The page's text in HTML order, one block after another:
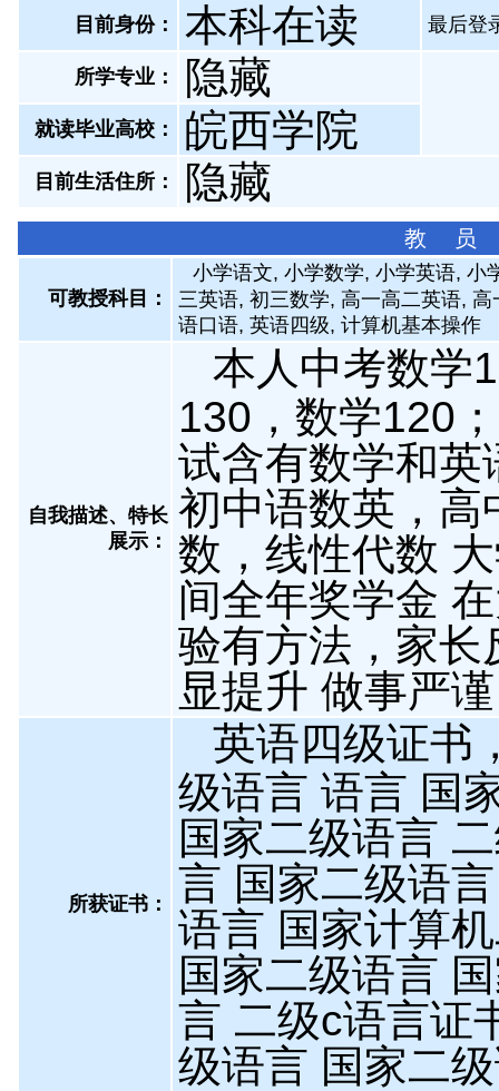
目前身份： 本科在读 最后登
所学专业： 隐藏
就读毕业高校： 皖西学院
目前生活住所： 隐藏
教 员
可教授科目：
小学语文, 小学数学, 小学英语, 小
三英语, 初三数学, 高一高二英语,
语口语, 英语四级, 计算机基本操作
自我描述、特长
展示 ：
本人中考数学
130，数学120
试含有数学和英
初中语数英，高
数，线性代数
间全年奖学金
验有方法，家长
显提升 做事严
所获证书 ：
英语四级证书
级语言 语言 国
国家二级语言
言 国家二级语
语言 国家计算
国家二级语言
言 二级c语言证
级语言 国家二